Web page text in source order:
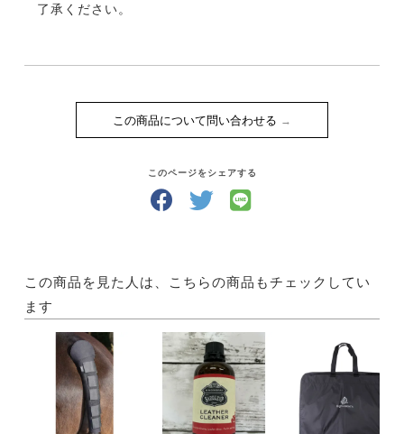
了承ください。
この商品について問い合わせる
このページをシェアする
この商品を見た人は、こちらの商品もチェックしてい
ます